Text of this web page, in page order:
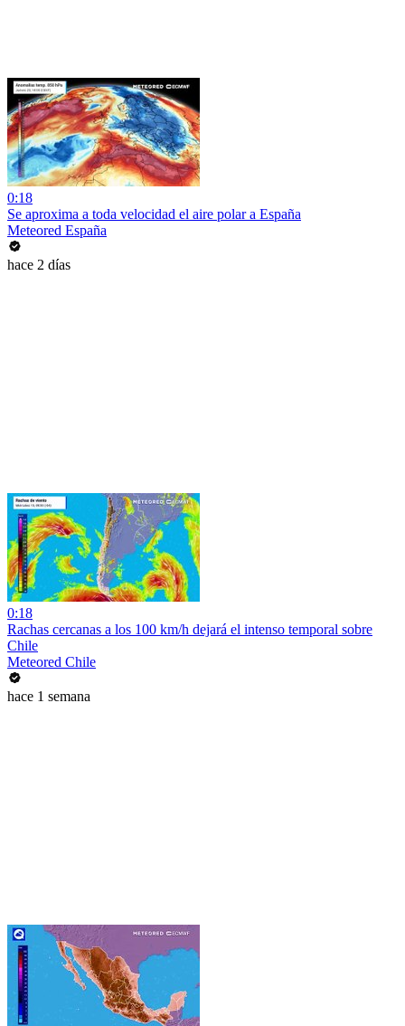
0:18
Se aproxima a toda velocidad el aire polar a España
Meteored España
hace 2 días
0:18
Rachas cercanas a los 100 km/h dejará el intenso temporal sobre
Chile
Meteored Chile
hace 1 semana